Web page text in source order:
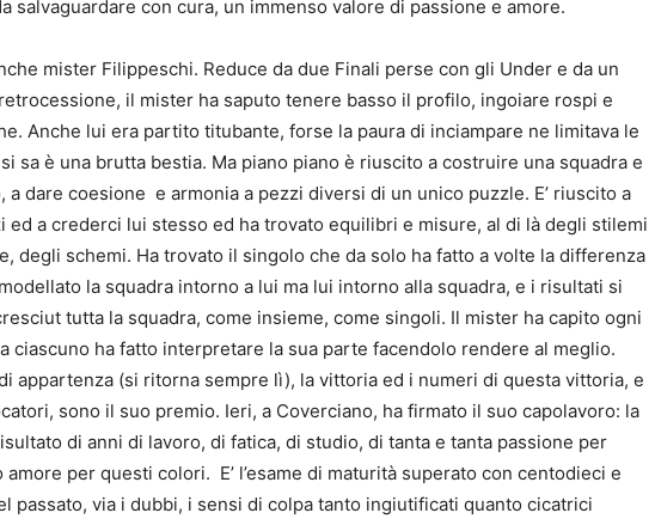
salvaguardare con cura, un immenso valore di passione e amore.
mister Filippeschi. Reduce da due Finali perse con gli Under e da un
il mister ha saputo tenere basso il profilo, ingoiare rospi e
Anche lui era partito titubante, forse la paura di inciampare ne limitava le
sa è una brutta bestia. Ma piano piano è riuscito a costruire una squadra e
a dare coesione e armonia a pezzi diversi di un unico puzzle. E’ riuscito a
ed a crederci lui stesso ed ha trovato equilibri e misure, al di là degli stilemi
degli schemi. Ha trovato il singolo che da solo ha fatto a volte la differenza
la squadra intorno a lui ma lui intorno alla squadra, e i risultati si
tutta la squadra, come insieme, come singoli. Il mister ha capito ogni
ciascuno ha fatto interpretare la sua parte facendolo rendere al meglio.
appartenza (si ritorna sempre lì), la vittoria ed i numeri di questa vittoria, e
sono il suo premio. Ieri, a Coverciano, ha firmato il suo capolavoro: la
di anni di lavoro, di fatica, di studio, di tanta e tanta passione per
per questi colori. E’ l’esame di maturità superato con centodieci e
passato, via i dubbi, i sensi di colpa tanto ingiutificati quanto cicatrici